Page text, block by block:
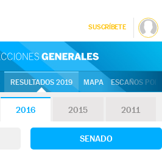
SUSCRÍBETE
RESULTADOS 2019 MAPA ESCAÑOS
2016 2015 2011
SENADO